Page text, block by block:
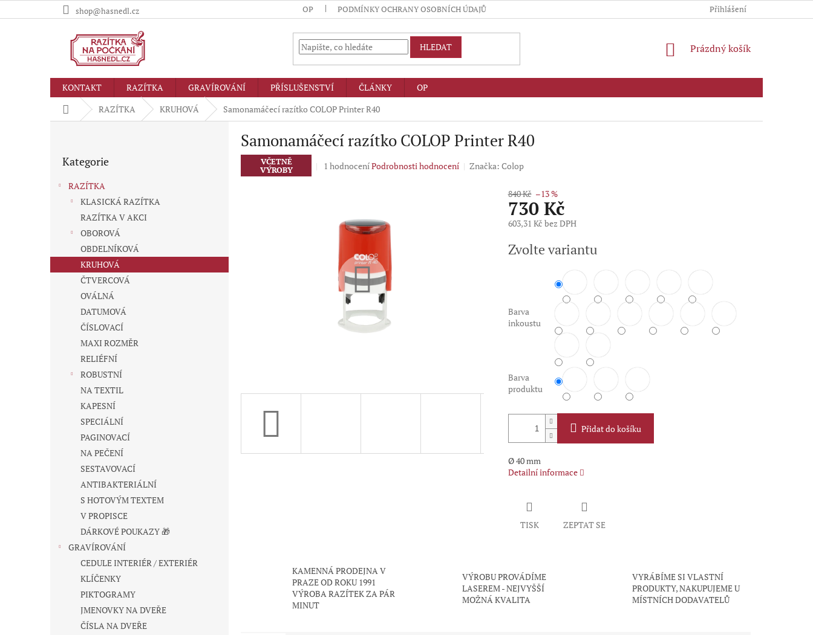
na
shop@hasnedl.cz OP PODMÍNKY OCHRANY OSOBNÍCH ÚDAJŮ Přihlášení
HLEDAT
NÁKUPNÍ
Prázdný košík
KONTAKT RAZÍTKA GRAVÍROVÁNÍ PŘÍSLUŠENSTVÍ ČLÁNKY
OP
Domů RAZÍTKA KRUHOVÁ Samonamáčecí razítko COLOP Printer R40
a
n
kategorie
Kategorie
RAZÍTKA
KLASICKÁ RAZÍTKA
RAZÍTKA V AKCI
OBOROVÁ
OBDELNÍKOVÁ
KRUHOVÁ
ČTVERCOVÁ
OVÁLNÁ
DATUMOVÁ
ČÍSLOVACÍ
MAXI ROZMĚR
RELIÉFNÍ
ROBUSTNÍ
NA TEXTIL
KAPESNÍ
SPECIÁLNÍ
PAGINOVACÍ
NA PEČENÍ
SESTAVOVACÍ
ANTIBAKTERIÁLNÍ
S HOTOVÝM TEXTEM
V PROPISCE
DÁRKOVÉ POUKAZY 🎁
GRAVÍROVÁNÍ
CEDULE INTERIÉR / EXTERIÉR
KLÍČENKY
PIKTOGRAMY
JMENOVKY NA DVEŘE
ČÍSLA NA DVEŘE
Samonamáčecí razítko COLOP Printer R40
VČETNĚ
VÝROBY
Průměrné
hvězdiček.
1 hodnoceníPodrobnosti hodnocení Značka: Colop
840 Kč –13 %
730 Kč
603,31 Kč bez DPH
cena:
Zvolte variantu
Barva
inkoustu
Barva
produktu
Přidat do košíku
Ø 40 mm
Detailní informace
TISK ZEPTAT SE
KAMENNÁ PRODEJNA V
PRAZE OD ROKU 1991
VÝROBA RAZÍTEK ZA PÁR
MINUT
VÝROBU PROVÁDÍME
LASEREM - NEJVYŠŠÍ
MOŽNÁ KVALITA
VYRÁBÍME SI VLASTNÍ
PRODUKTY, NAKUPUJEME U
MÍSTNÍCH DODAVATELŮ